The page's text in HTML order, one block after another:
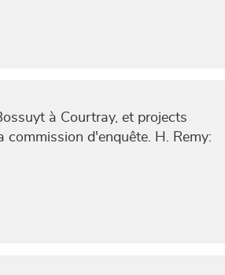
à Courtray, et projects
d'enquête. H. Remy: